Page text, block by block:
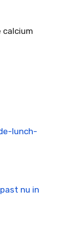
calcium
lunch-
nu in